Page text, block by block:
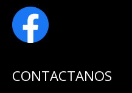
CONTACTANOS